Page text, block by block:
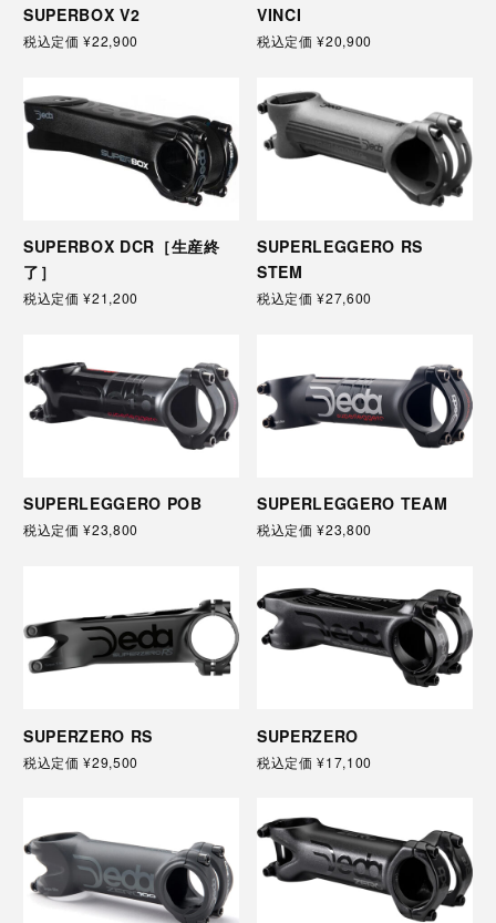
SUPERBOX V2
税込定価¥22,900
VINCI
税込定価¥20,900
SUPERBOX DCR［生産終
了］
税込定価¥21,200
SUPERLEGGERO RS
STEM
税込定価¥27,600
SUPERLEGGERO POB
税込定価¥23,800
SUPERLEGGERO TEAM
税込定価¥23,800
SUPERZERO RS
税込定価¥29,500
SUPERZERO
税込定価¥17,100